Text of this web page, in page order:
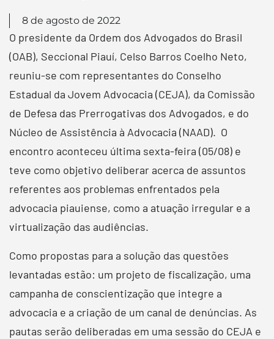
8 de agosto de 2022
O presidente da Ordem dos Advogados do Brasil
(OAB), Seccional Piauí, Celso Barros Coelho Neto,
reuniu-se com representantes do Conselho
Estadual da Jovem Advocacia (CEJA), da Comissão
de Defesa das Prerrogativas dos Advogados, e do
Núcleo de Assistência à Advocacia (NAAD). O
encontro aconteceu última sexta-feira (05/08) e
teve como objetivo deliberar acerca de assuntos
referentes aos problemas enfrentados pela
advocacia piauiense, como a atuação irregular e a
virtualização das audiências.
Como propostas para a solução das questões
levantadas estão: um projeto de fiscalização, uma
campanha de conscientização que integre a
advocacia e a criação de um canal de denúncias. As
pautas serão deliberadas em uma sessão do CEJA e